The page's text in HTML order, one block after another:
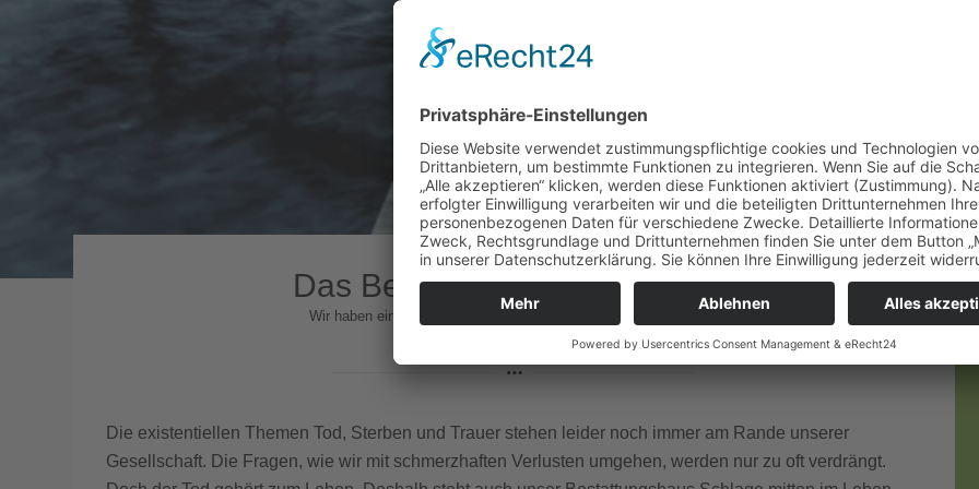
Das Bestattungshaus Schlage
Wir haben einen Ort geschaffen, an dem Platz ist für Ihre Trauer.
Die existentiellen Themen Tod, Sterben und Trauer stehen leider noch immer am Rande unserer
Gesellschaft. Die Fragen, wie wir mit schmerzhaften Verlusten umgehen, werden nur zu oft verdrängt.